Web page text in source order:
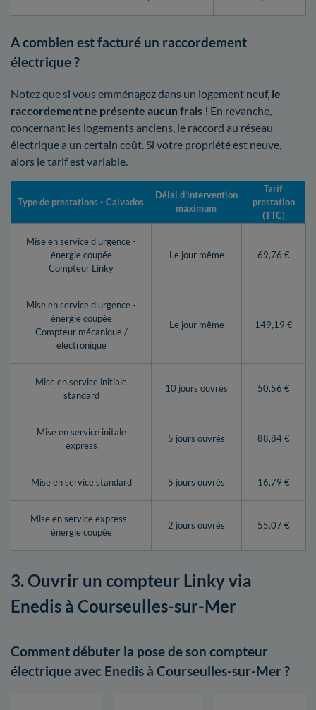
A combien est facturé un raccordement
électrique ?
Notez que si vous emménagez dans un logement neuf, le
raccordement ne présente aucun frais ! En revanche,
concernant les logements anciens, le raccord au réseau
électrique a un certain coût. Si votre propriété est neuve,
alors le tarif est variable.
Type de prestations - Calvados
Délai d’intervention
maximum
Tarif
prestation
(TTC)
Mise en service d'urgence -
énergie coupée
Compteur Linky
Le jour même 69,76 €
Mise en service d’urgence -
énergie coupée
Compteur mécanique /
électronique
Le jour même 149,19 €
Mise en service initiale
standard
10 jours ouvrés 50,56 €
Mise en service initale
express
5 jours ouvrés 88,84 €
Mise en service standard 5 jours ouvrés 16,79 €
Mise en service express -
énergie coupée
2 jours ouvrés 55,07 €
3. Ouvrir un compteur Linky via
Enedis à Courseulles-sur-Mer
Comment débuter la pose de son compteur
électrique avec Enedis à Courseulles-sur-Mer ?